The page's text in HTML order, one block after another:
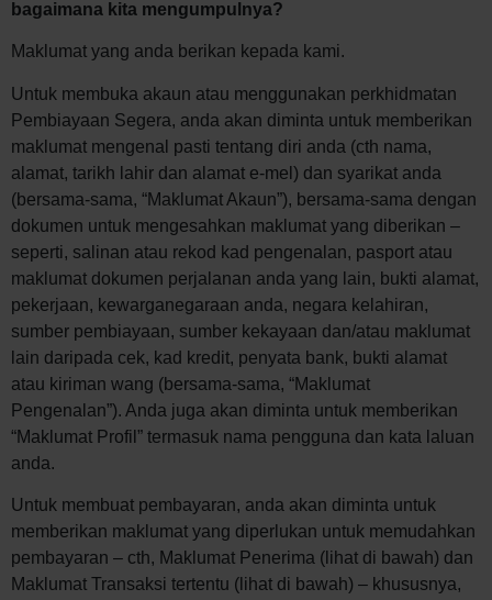
bagaimana kita mengumpulnya?
Maklumat yang anda berikan kepada kami.
Untuk membuka akaun atau menggunakan perkhidmatan
Pembiayaan Segera, anda akan diminta untuk memberikan
maklumat mengenal pasti tentang diri anda (cth nama,
alamat, tarikh lahir dan alamat e-mel) dan syarikat anda
(bersama-sama, “Maklumat Akaun”), bersama-sama dengan
dokumen untuk mengesahkan maklumat yang diberikan –
seperti, salinan atau rekod kad pengenalan, pasport atau
maklumat dokumen perjalanan anda yang lain, bukti alamat,
pekerjaan, kewarganegaraan anda, negara kelahiran,
sumber pembiayaan, sumber kekayaan dan/atau maklumat
lain daripada cek, kad kredit, penyata bank, bukti alamat
atau kiriman wang (bersama-sama, “Maklumat
Pengenalan”). Anda juga akan diminta untuk memberikan
“Maklumat Profil” termasuk nama pengguna dan kata laluan
anda.
Untuk membuat pembayaran, anda akan diminta untuk
memberikan maklumat yang diperlukan untuk memudahkan
pembayaran – cth, Maklumat Penerima (lihat di bawah) dan
Maklumat Transaksi tertentu (lihat di bawah) – khususnya,